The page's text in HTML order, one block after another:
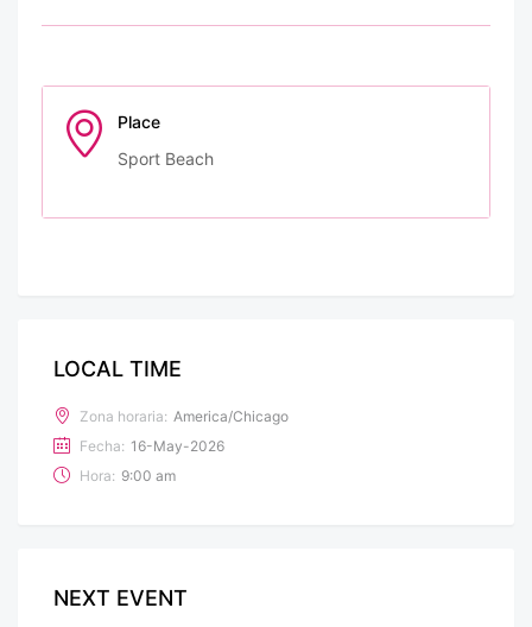
Place
Sport Beach
LOCAL TIME
Zona horaria: America/Chicago
Fecha: 16-May-2026
Hora: 9:00 am
NEXT EVENT